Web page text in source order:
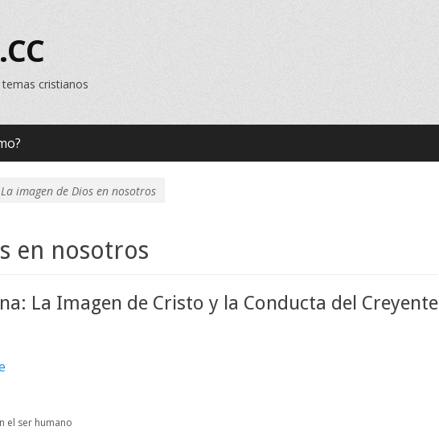
cristianos
La imagen de Dios en nosotros
en nosotros
La Imagen de Cristo y la Conducta del Creyente
el ser humano